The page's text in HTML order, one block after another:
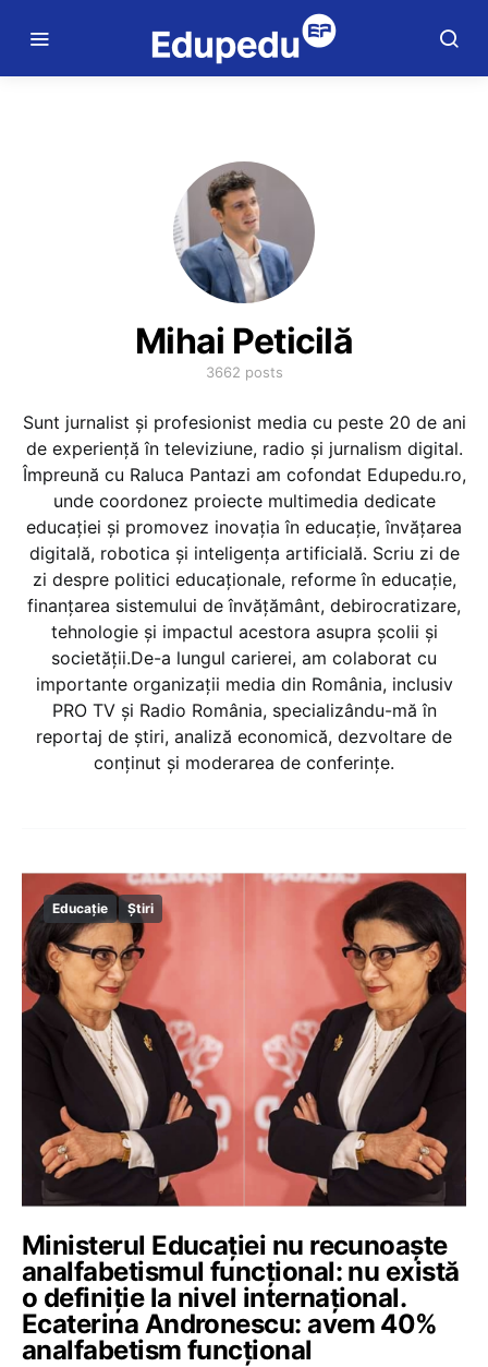
Mihai Peticilă
3662 posts
Sunt jurnalist și profesionist media cu peste 20 de ani
de experiență în televiziune, radio și jurnalism digital.
Împreună cu Raluca Pantazi am cofondat Edupedu.ro,
unde coordonez proiecte multimedia dedicate
educației și promovez inovația în educație, învățarea
digitală, robotica și inteligența artificială. Scriu zi de
zi despre politici educaționale, reforme în educație,
finanțarea sistemului de învățământ, debirocratizare,
tehnologie și impactul acestora asupra școlii și
societății.De-a lungul carierei, am colaborat cu
importante organizații media din România, inclusiv
PRO TV și Radio România, specializându-mă în
reportaj de știri, analiză economică, dezvoltare de
conținut și moderarea de conferințe.
Educație Știri
Ministerul Educației nu recunoaşte
analfabetismul funcțional: nu există
o definiție la nivel internațional.
Ecaterina Andronescu: avem 40%
analfabetism funcțional